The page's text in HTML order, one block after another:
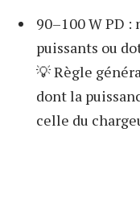
90–100 W PD :
puissants ou
💡 Règle
dont la
celle du